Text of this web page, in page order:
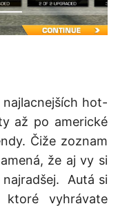
hot-
až po americké
Čiže zoznam
že aj vy si
Autá si
vyhrávate